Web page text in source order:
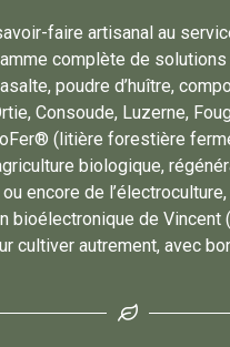
faire artisanal au
complète de
poudre d’huître,
Consoude, Luzerne,
(litière forestière
biologique,
encore de
de Vincent
cultiver autrement, avec